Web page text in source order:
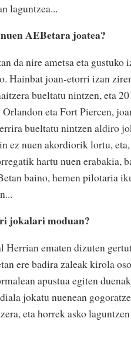
laguntzea...
AEBetara joatea?
da nire ametsa eta gustuko
Hainbat joan-etorri izan
bueltatu nintzen, eta
eta Fort Piercen,
bueltatu nintzen aldiro
ez nuen akordiorik lortu,
hartu nuen erabakia,
baino, hemen pilotaria
jokalari moduan?
Herrian ematen dizuten
ere badira zaleak kirola
apustua egiten
jokatu nuenean
eta horrek asko